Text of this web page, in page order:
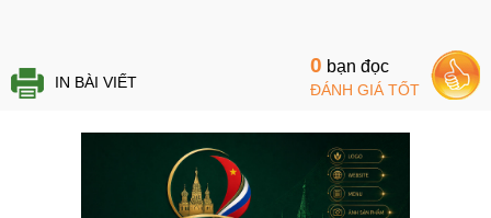
IN BÀI VIẾT
0 bạn đọc
ĐÁNH GIÁ TỐT